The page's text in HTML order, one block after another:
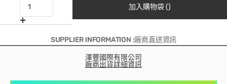
加入購物袋 ()
SUPPLIER INFORMATION :廠商直送資訊
澤豐國際有限公司
廠商出貨詳細資訊